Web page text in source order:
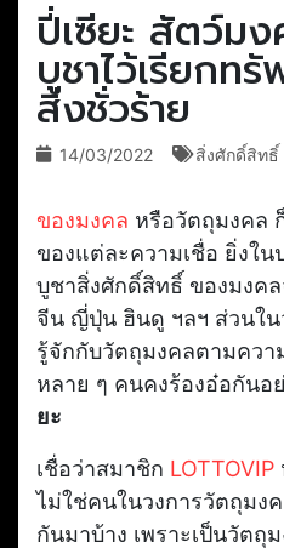
ปี่เซียะ สัตว์ม
บูชาไว้เรียกท
สิ่งชั่วร้าย
14/03/2022 สิ่งศักดิ์สิทธิ์
ของมงคล หรือวัตถุมงคล
ของแต่ละความเชื่อ ยิ่งใน
บูชาสิ่งศักดิ์สิทธิ์ ของมงค
จีน ญี่ปุ่น ฮินดู ฯลฯ ส่วนใ
รู้จักกับวัตถุมงคลตามคว
หลาย ๆ คนคงร้องอ๋อกัน
ยะ
เชื่อว่าสมาชิก LOTTOVIP
ไม่ใช่คนในวงการวัตถุมง
กันมาบ้าง เพราะเป็นวัต